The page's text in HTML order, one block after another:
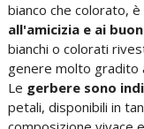
bianco che colorato,
all'amicizia e ai
bianchi o colorati
genere molto gradito
Le gerbere sono
petali, disponibili in